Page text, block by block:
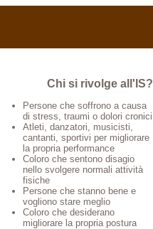
Chi si rivolge all'IS?
Persone che soffrono a causa
di stress, traumi o dolori cronici
Atleti, danzatori, musicisti,
cantanti, sportivi per migliorare
la propria performance
Coloro che sentono disagio
nello svolgere normali attività
fisiche
Persone che stanno bene e
vogliono stare meglio
Coloro che desiderano
migliorare la propria postura